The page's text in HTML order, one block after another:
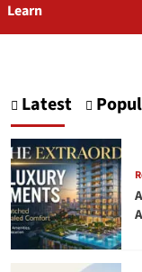
Learn
Latest